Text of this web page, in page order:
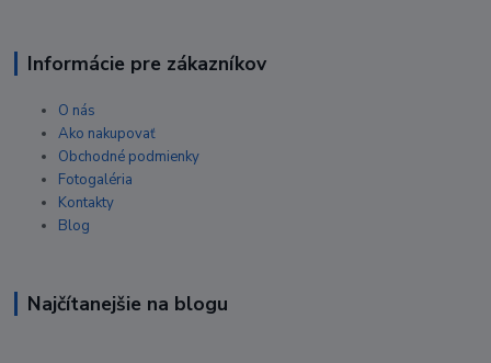
Informácie pre zákazníkov
O nás
Ako nakupovať
Obchodné podmienky
Fotogaléria
Kontakty
Blog
Najčítanejšie na blogu